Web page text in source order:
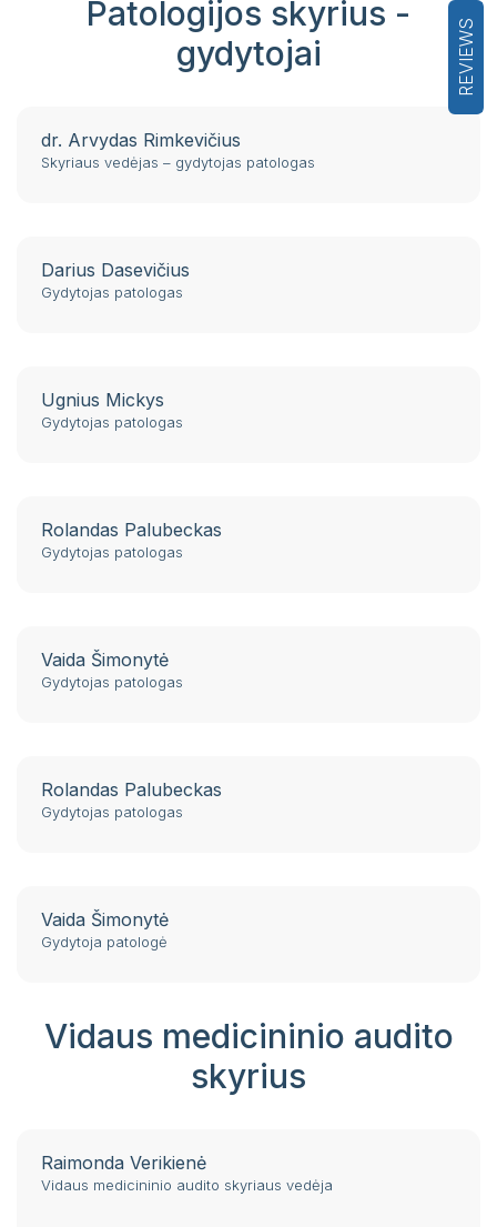
Patologijos skyrius -
gydytojai
dr. Arvydas Rimkevičius
Skyriaus vedėjas – gydytojas patologas
Darius Dasevičius
Gydytojas patologas
Ugnius Mickys
Gydytojas patologas
Rolandas Palubeckas
Gydytojas patologas
Vaida Šimonytė
Gydytojas patologas
Rolandas Palubeckas
Gydytojas patologas
Vaida Šimonytė
Gydytoja patologė
Vidaus medicininio audito
skyrius
Raimonda Verikienė
Vidaus medicininio audito skyriaus vedėja
REVIEWS